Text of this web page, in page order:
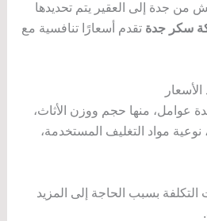
من جدة إلى العقير يتم تحديدها
سكر جدة تقدم أسعارًا تنافسية مع
عوامل، منها حجم ووزن الأثاث،
نوعية مواد التغليف المستخدمة،
التكلفة بسبب الحاجة إلى المزيد